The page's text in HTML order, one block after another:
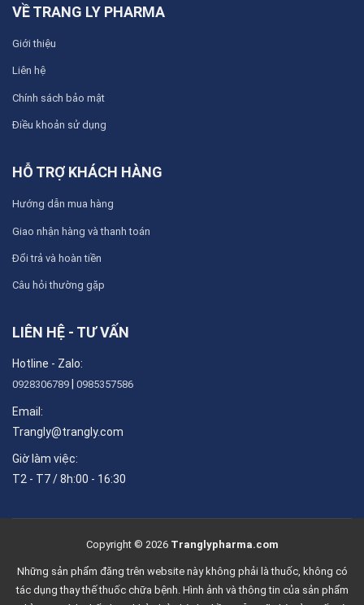
VỀ TRANG LY PHARMA
Giới thiệu
Liên hệ
Chính sách bảo mật
Điều khoản sử dụng
HỖ TRỢ KHÁCH HÀNG
Hướng dẫn mua hàng
Giao nhận hàng và thanh toán
Đổi trả và hoàn tiền
Câu hỏi thường gặp
LIÊN HỆ - TƯ VẤN
Hotline - Zalo:
0928306789 0985357586
Email:
Trangly@trangly.com
Giờ làm việc:
T2 - T7 / 8h:00 - 16:30
Copyright © 2026 Tranglypharma.com
Những sản phẩm đăng trên website này không phải là thuốc, không có
tác dụng thay thế thuốc chữa bệnh. Hình ảnh và thông tin của sản phẩm